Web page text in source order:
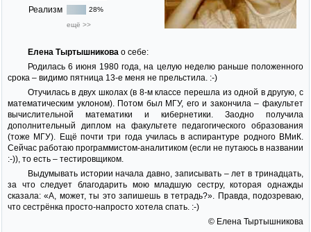
Реализм
28%
ещё >>
Елена Тыртышниковао себе:
Родилась 6 июня 1980 года, на целую неделю раньше положенного
срока – видимо пятница 13-е меня не прельстила. :-)
Отучилась в двух школах (в 8-м классе перешла из одной в другую, с
математическим уклоном). Потом был МГУ, его и закончила – факультет
вычислительной математики и кибернетики. Заодно получила
дополнительный диплом на факультете педагогического образования
(тоже МГУ). Ещё почти три года училась в аспирантуре родного ВМиК.
Сейчас работаю программистом-аналитиком (если не путаюсь в названии
:-)), то есть – тестировщиком.
Выдумывать истории начала давно, записывать – лет в тринадцать,
за что следует благодарить мою младшую сестру, которая однажды
сказала: «А, может, ты это запишешь в тетрадь?». Правда, подозреваю,
что сестрёнка просто-напросто хотела спать. :-)
© Елена Тыртышникова